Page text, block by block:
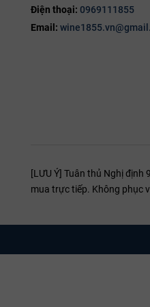
Lượng tannin bóng bẩy,
trong vòm miệng người
Sự phong phú của các
Castelgiocondo
Điện thoại: 0969111855
Email:
[LƯU Ý] Tuân thủ Nghị
mua trực tiếp. Không phục